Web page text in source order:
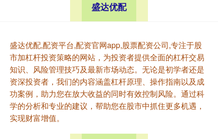
盛达优配
盛达优配,配资平台,配资官网app,股票配资公司,专注于股
市加杠杆投资策略的网站，为投资者提供全面的杠杆交易
知识、风险管理技巧及最新市场动态。无论是初学者还是
资深投资者，我们的内容涵盖杠杆原理、操作指南以及成
功案例，助力您在放大收益的同时有效控制风险。通过科
学的分析和专业的建议，帮助您在股市中抓住更多机遇，
实现财富增值。